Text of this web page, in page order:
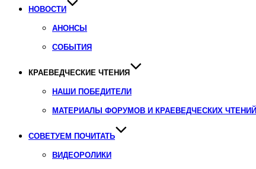
НОВОСТИ
АНОНСЫ
СОБЫТИЯ
КРАЕВЕДЧЕСКИЕ ЧТЕНИЯ
НАШИ ПОБЕДИТЕЛИ
МАТЕРИАЛЫ ФОРУМОВ И КРАЕВЕДЧЕСКИХ ЧТЕНИЙ
СОВЕТУЕМ ПОЧИТАТЬ
ВИДЕОРОЛИКИ